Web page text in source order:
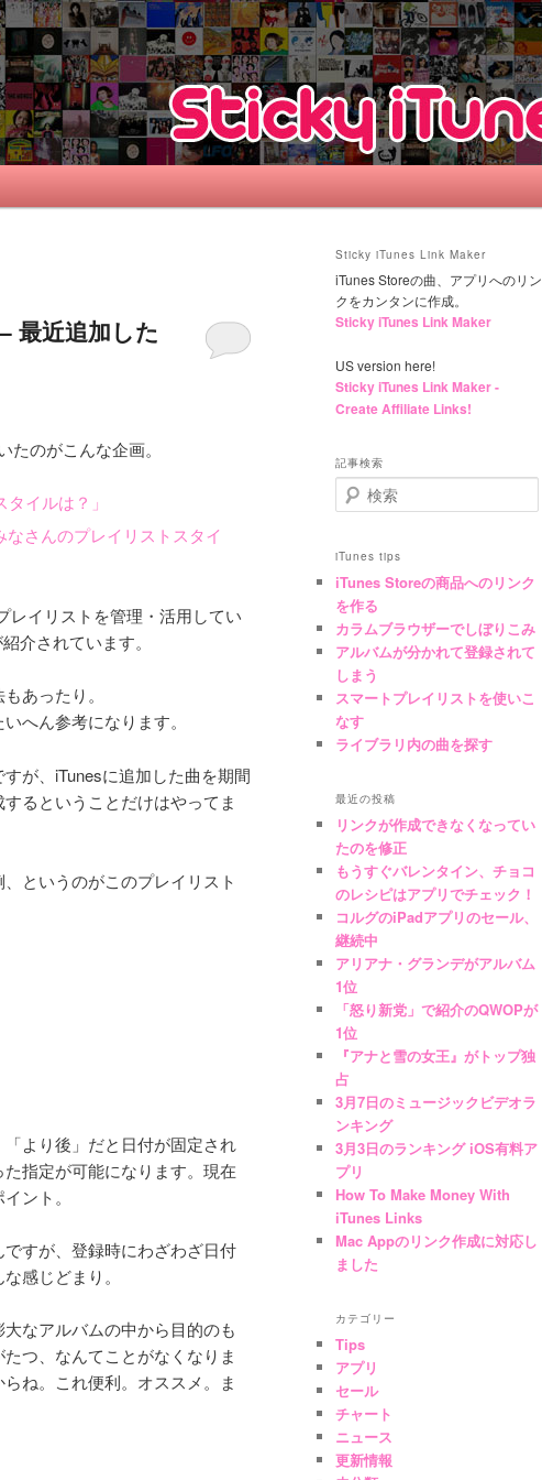
最近追加した
のがこんな企画。
イルは？」
レイリストを管理・活用してい
介されています。
あったり。
へん参考になります。
が、iTunesに追加した曲を期間
るということだけはやってま
というのがこのプレイリスト
より後」だと日付が固定され
指定が可能になります。現在
ント。
すが、登録時にわざわざ日付
感じどまり。
なアルバムの中から目的のも
つ、なんてことがなくなりま
ね。これ便利。オススメ。ま
Sticky iTunes Link Maker
iTunes Storeの曲、アプリへのリン
クをカンタンに作成。
Sticky iTunes Link Maker
US version here!
Sticky iTunes Link Maker -
Create Affiliate Links!
記事検索
検索
iTunes tips
iTunes Storeの商品へのリンク
を作る
カラムブラウザーでしぼりこみ
アルバムが分かれて登録されて
しまう
スマートプレイリストを使いこ
なす
ライブラリ内の曲を探す
最近の投稿
リンクが作成できなくなってい
たのを修正
もうすぐバレンタイン、チョコ
のレシピはアプリでチェック！
コルグのiPadアプリのセール、
継続中
アリアナ・グランデがアルバム
1位
「怒り新党」で紹介のQWOPが
1位
『アナと雪の女王』がトップ独
占
3月7日のミュージックビデオラ
ンキング
3月3日のランキング iOS有料ア
プリ
How To Make Money With
iTunes Links
Mac Appのリンク作成に対応し
ました
カテゴリー
Tips
アプリ
セール
チャート
ニュース
更新情報